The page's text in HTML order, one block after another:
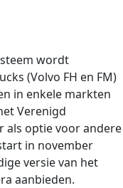
wordt
(Volvo FH en FM)
in enkele markten
Verenigd
als optie voor andere
in november
versie van het
aanbieden.